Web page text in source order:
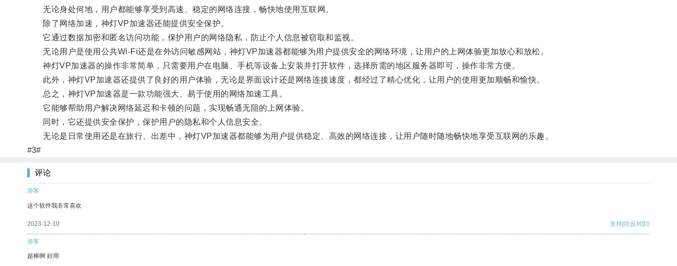
无论身处何地，用户都能够享受到高速、稳定的网络连接，畅快地使用互联网。
除了网络加速，神灯VP加速器还能提供安全保护。
它通过数据加密和匿名访问功能，保护用户的网络隐私，防止个人信息被窃取和监视。
无论用户是使用公共Wi-Fi还是在外访问敏感网站，神灯VP加速器都能够为用户提供安全的网络环境，让用户的上网体验更加放心和放松。
神灯VP加速器的操作非常简单，只需要用户在电脑、手机等设备上安装并打开软件，选择所需的地区服务器即可，操作非常方便。
此外，神灯VP加速器还提供了良好的用户体验，无论是界面设计还是网络连接速度，都经过了精心优化，让用户的使用更加顺畅和愉快。
总之，神灯VP加速器是一款功能强大、易于使用的网络加速工具。
它能够帮助用户解决网络延迟和卡顿的问题，实现畅通无阻的上网体验。
同时，它还提供安全保护，保护用户的隐私和个人信息安全。
无论是日常使用还是在旅行、出差中，神灯VP加速器都能够为用户提供稳定、高效的网络连接，让用户随时随地畅快地享受互联网的乐趣。
#3#
评论
游客
这个软件我非常喜欢
2023-12-10 支持[0] 反对[0]
游客
超棒啊 好用